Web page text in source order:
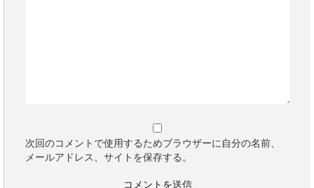
次回のコメントで使用するためブラウザーに自分の名前、
メールアドレス、サイトを保存する。